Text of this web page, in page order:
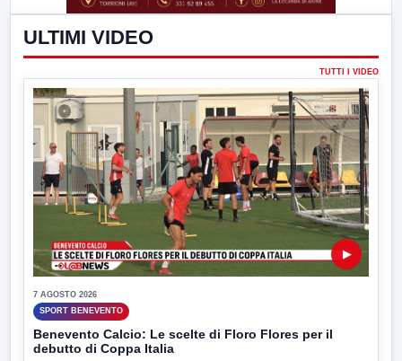
ULTIMI VIDEO
TUTTI I VIDEO
▶
7 AGOSTO 2026
SPORT BENEVENTO
Benevento Calcio: Le scelte di Floro Flores per il
debutto di Coppa Italia